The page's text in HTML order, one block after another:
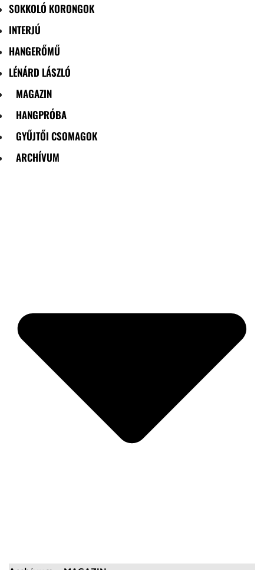
SOKKOLÓ KORONGOK
INTERJÚ
HANGERŐMŰ
LÉNÁRD LÁSZLÓ
MAGAZIN
HANGPRÓBA
GYŰJTŐI CSOMAGOK
ARCHÍVUM